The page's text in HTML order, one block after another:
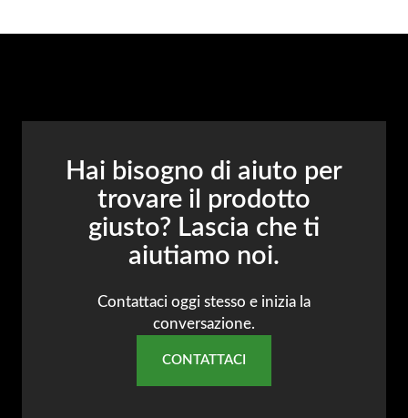
Hai bisogno di aiuto per
trovare il prodotto
giusto? Lascia che ti
aiutiamo noi.
Contattaci oggi stesso e inizia la
conversazione.
CONTATTACI